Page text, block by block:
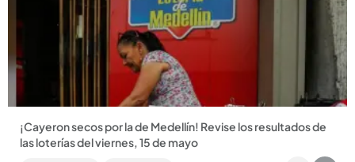
Compartir Noticia
¡Cayeron secos por la de Medellín! Revise los resultados de
las loterías del viernes, 15 de mayo